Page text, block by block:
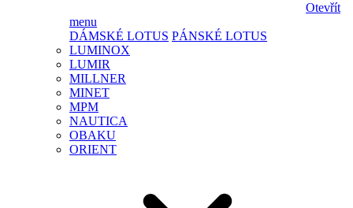
Otevřít
menu
DÁMSKÉ LOTUS PÁNSKÉ LOTUS
LUMINOX
LUMIR
MILLNER
MINET
MPM
NAUTICA
OBAKU
ORIENT